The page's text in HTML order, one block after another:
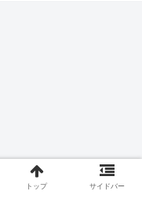
トップ サイドバー